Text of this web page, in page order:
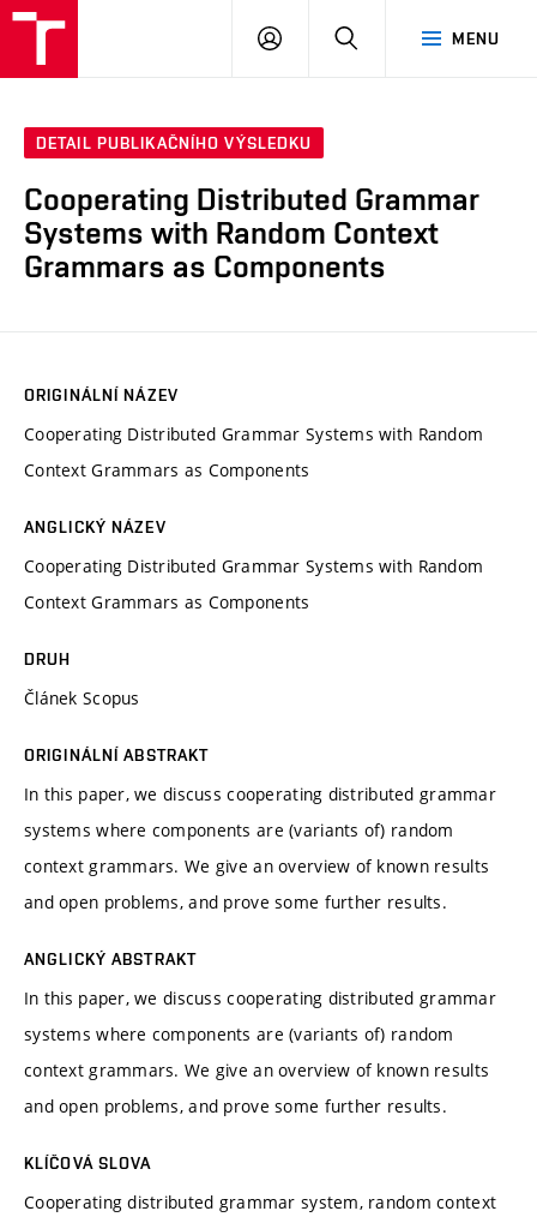
MENU
PŘIHLÁSIT
DETAIL PUBLIKAČNÍHO VÝSLEDKU
Cooperating Distributed Grammar
Systems with Random Context
Grammars as Components
ORIGINÁLNÍ NÁZEV
Cooperating Distributed Grammar Systems with Random
Context Grammars as Components
ANGLICKÝ NÁZEV
Cooperating Distributed Grammar Systems with Random
Context Grammars as Components
DRUH
Článek Scopus
ORIGINÁLNÍ ABSTRAKT
In this paper, we discuss cooperating distributed grammar
systems where components are (variants of) random
context grammars. We give an overview of known results
and open problems, and prove some further results.
ANGLICKÝ ABSTRAKT
In this paper, we discuss cooperating distributed grammar
systems where components are (variants of) random
context grammars. We give an overview of known results
and open problems, and prove some further results.
KLÍČOVÁ SLOVA
Cooperating distributed grammar system, random context